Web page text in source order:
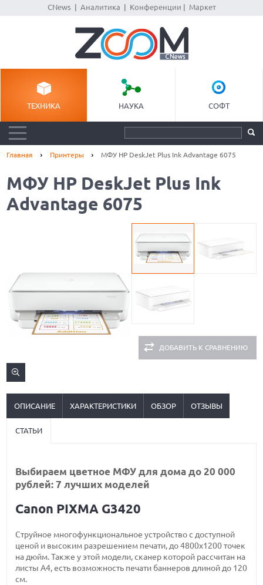
CNews| Аналитика Конференции Маркет
ТЕХНИКА НАУКА СОФТ
Главная Принтеры МФУ HP DeskJet Plus Ink Advantage 6075
МФУ HP DeskJet Plus Ink
Advantage 6075
ДОБАВИТЬ К СРАВНЕНИЮ
ОПИСАНИЕ ХАРАКТЕРИСТИКИ ОБЗОР ОТЗЫВЫ
СТАТЬИ
Выбираем цветное МФУ для дома до 20 000
рублей: 7 лучших моделей
Canon PIXMA G3420
Струйное многофункциональное устройство с доступной
ценой и высоким разрешением печати, до 4800х1200 точек
на дюйм. Также у этой модели, сканер которой рассчитан на
листы A4, есть возможность печати баннеров длиной до 120
см.